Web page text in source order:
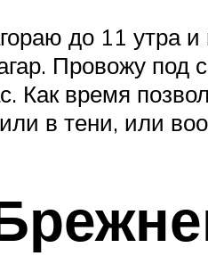
до 11 утра
Провожу под
Как время
в тени, или